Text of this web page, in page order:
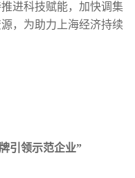
进科技赋能，加快调集
，为助力上海经济持续
引领示范企业”